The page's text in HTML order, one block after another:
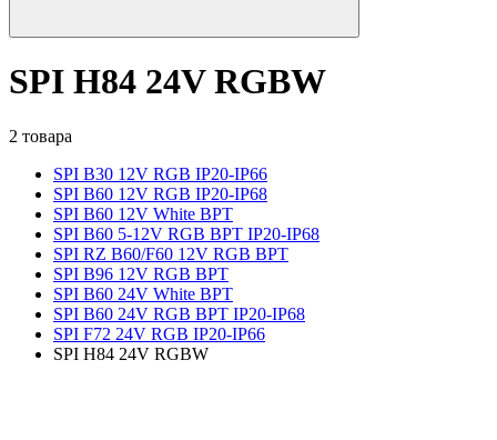
SPI H84 24V RGBW
2 товара
SPI B30 12V RGB IP20-IP66
SPI B60 12V RGB IP20-IP68
SPI B60 12V White BPT
SPI B60 5-12V RGB BPT IP20-IP68
SPI RZ B60/F60 12V RGB BPT
SPI B96 12V RGB BPT
SPI B60 24V White BPT
SPI B60 24V RGB BPT IP20-IP68
SPI F72 24V RGB IP20-IP66
SPI H84 24V RGBW